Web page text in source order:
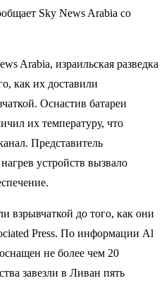
Sky News Arabia со
Arabia, израильская разведка
как их доставили
Оснастив батареи
их температуру, что
Представитель
устройств вызвало
взрывчаткой до того, как они
Press. По информации Al
не более чем 20
завезли в Ливан пять